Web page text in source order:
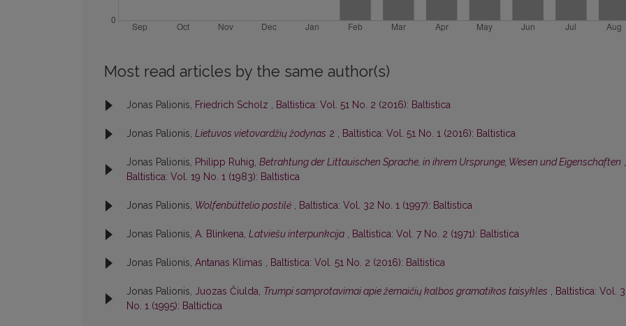
Most read articles by the same author(s)
Jonas Palionis, Friedrich Scholz , Baltistica: Vol. 51 No. 2 (2016): Baltistica
Jonas Palionis, Lietuvos vietovardžių žodynas 2 , Baltistica: Vol. 51 No. 1 (2016): Baltistica
Jonas Palionis, Philipp Ruhig, Betrahtung der Littauischen Sprache, in ihrem Ursprunge, Wesen und Eigenschaften ,
Baltistica: Vol. 19 No. 1 (1983): Baltistica
Jonas Palionis, Wolfenbüttelio postilė , Baltistica: Vol. 32 No. 1 (1997): Baltistica
Jonas Palionis, A. Blinkena, Latviešu interpunkcija , Baltistica: Vol. 7 No. 2 (1971): Baltistica
Jonas Palionis, Antanas Klimas , Baltistica: Vol. 51 No. 2 (2016): Baltistica
Jonas Palionis, Juozas Čiulda, Trumpi samprotavimai apie žemaičių kalbos gramatikos taisykles , Baltistica: Vol.
No. 1 (1995): Baltictica